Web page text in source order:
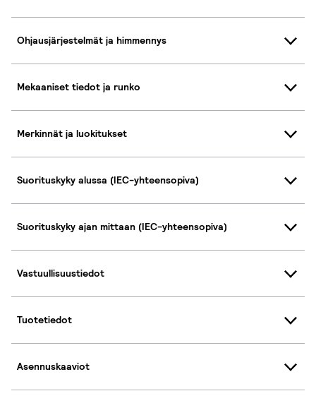
Ohjausjärjestelmät ja himmennys
Mekaaniset tiedot ja runko
Merkinnät ja luokitukset
Suorituskyky alussa (IEC-yhteensopiva)
Suorituskyky ajan mittaan (IEC-yhteensopiva)
Vastuullisuustiedot
Tuotetiedot
Asennuskaaviot